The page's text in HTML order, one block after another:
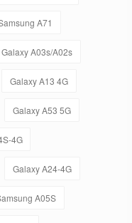
A71
Galaxy A03s/A02s
Galaxy A13 4G
Galaxy A53 5G
4G
Galaxy A24-4G
A05S